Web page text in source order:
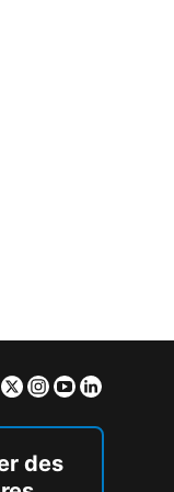
Facebook
TwitterInstagram
Youtube
des